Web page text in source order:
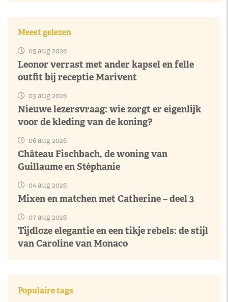
Meest gelezen
05 aug 2026
Leonor verrast met ander kapsel en felle
outfit bij receptie Marivent
03 aug 2026
Nieuwe lezersvraag: wie zorgt er eigenlijk
voor de kleding van de koning?
06 aug 2026
Château Fischbach, de woning van
Guillaume en Stéphanie
04 aug 2026
Mixen en matchen met Catherine – deel 3
07 aug 2026
Tijdloze elegantie en een tikje rebels: de stijl
van Caroline van Monaco
Populaire tags